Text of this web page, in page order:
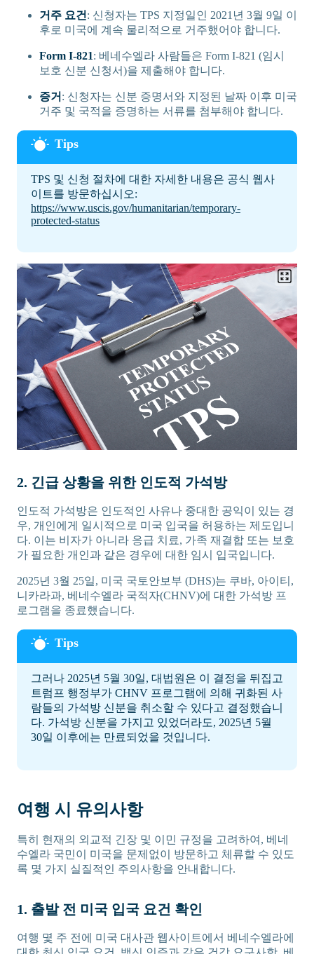
거주 요건 : 신청자는 TPS 지정일인 2021년 3월 9일 이
후로 미국에 계속 물리적으로 거주했어야 합니다.
Form I-821: 베네수엘라 사람들은 Form I-821 (임시
보호 신분 신청서)을 제출해야 합니다.
증거 : 신청자는 신분 증명서와 지정된 날짜 이후 미국
거주 및 국적을 증명하는 서류를 첨부해야 합니다.
TPS 및 신청 절차에 대한 자세한 내용은 공식 웹사
이트를 방문하십시오:
https://www.uscis.gov/humanitarian/temporary-
protected-status
2. 긴급 상황을 위한 인도적 가석방
인도적 가석방은 인도적인 사유나 중대한 공익이 있는 경
우, 개인에게 일시적으로 미국 입국을 허용하는 제도입니
다. 이는 비자가 아니라 응급 치료, 가족 재결합 또는 보호
가 필요한 개인과 같은 경우에 대한 임시 입국입니다.
2025년 3월 25일, 미국 국토안보부 (DHS)는 쿠바, 아이티,
니카라과, 베네수엘라 국적자(CHNV)에 대한 가석방 프
로그램을 종료했습니다.
그러나 2025년 5월 30일, 대법원은 이 결정을 뒤집고
트럼프 행정부가 CHNV 프로그램에 의해 귀화된 사
람들의 가석방 신분을 취소할 수 있다고 결정했습니
다. 가석방 신분을 가지고 있었더라도, 2025년 5월
30일 이후에는 만료되었을 것입니다.
여행 시 유의사항
특히 현재의 외교적 긴장 및 이민 규정을 고려하여, 베네
수엘라 국민이 미국을 문제없이 방문하고 체류할 수 있도
록 몇 가지 실질적인 주의사항을 안내합니다.
1. 출발 전 미국 입국 요건 확인
여행 몇 주 전에 미국 대사관 웹사이트에서 베네수엘라에